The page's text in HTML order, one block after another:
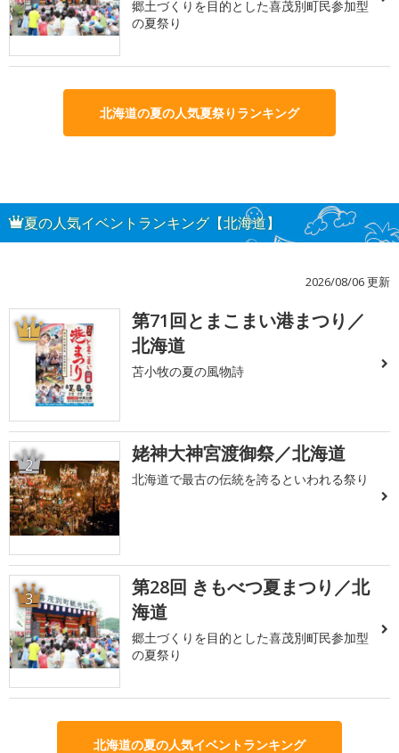
郷土づくりを目的とした喜茂別町民参加型
の夏祭り
北海道の夏の人気夏祭りランキング
夏の人気イベントランキング【北海道】
2026/08/06 更新
1
第71回とまこまい港まつり／
北海道
苫小牧の夏の風物詩
2 姥神大神宮渡御祭／北海道
北海道で最古の伝統を誇るといわれる祭り
3
第28回 きもべつ夏まつり／北
海道
郷土づくりを目的とした喜茂別町民参加型
の夏祭り
北海道の夏の人気イベントランキング